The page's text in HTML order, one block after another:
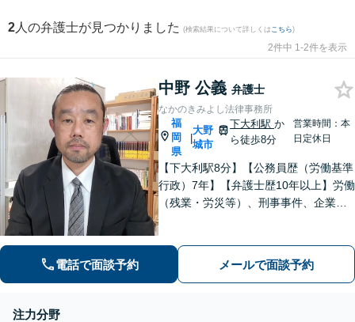
2 人の弁護士が見つかりました (検索結果について詳しくは こちら)
2件中 1-2件を表示
中野 公義 弁護士
なかのきみよし法律事務所
福
岡
県
|
大野
城市
下大利駅か
ら徒歩8分
営業時間：本
日定休日
【下大利駅8分】【公務員歴（労働基準
行政）7年】【弁護士歴10年以上】労働
（残業・労災等）、刑事事件、企業法
解決へと進めています。誠心誠意サポ
ートいたしますので、ぜひご相談くだ
電話で面談予約 メールで面談予約
注力分野